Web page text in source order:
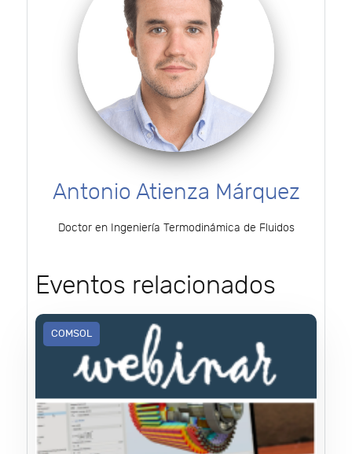
Antonio Atienza Márquez
Doctor en Ingeniería Termodinámica de Fluidos
Eventos relacionados
COMSOL